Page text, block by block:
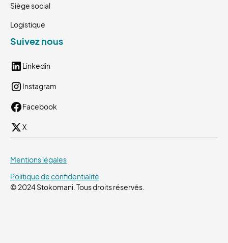
Siège social
Logistique
Suivez nous
Linkedin
Instagram
Facebook
X
© 2024 Stokomani. Tous droits réservés.
Mentions légales
Politique de confidentialité